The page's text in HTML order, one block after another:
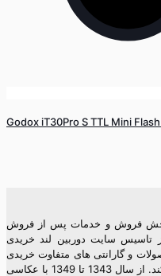
ایم در بخش فروش و خدمات پس از فروش
تاسیس سایت دوربین لند خریدی
و گارانتی های متفاوت خریدی
مطمئن و تضمین شده را برای شما فراهم کند. از سال 1343 تا 1349 با عکاسی